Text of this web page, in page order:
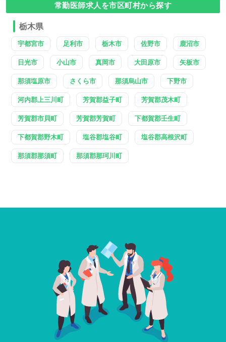
常勤医師求人を市区町村から探す
栃木県
宇都宮市 足利市 栃木市 佐野市 鹿沼市
日光市 小山市 真岡市 大田原市 矢板市
那須塩原市 さくら市 那須烏山市 下野市
河内郡上三川町 芳賀郡益子町 芳賀郡茂木町
芳賀郡市貝町 芳賀郡芳賀町 下都賀郡壬生町
下都賀郡野木町 塩谷郡塩谷町 塩谷郡高根沢町
那須郡那須町 那須郡那珂川町